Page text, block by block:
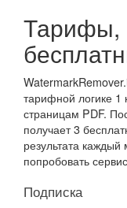
Тарифы,
тарифной логике
страницам PDF.
получает 3
результата
попробовать
Подписка